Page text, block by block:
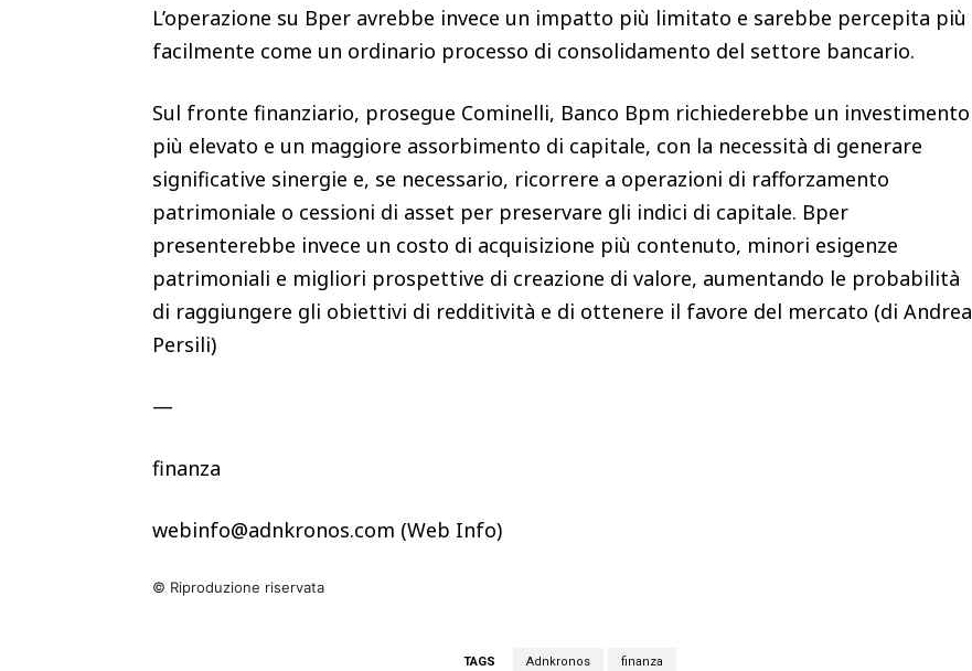
L’operazione su Bper avrebbe invece un impatto più limitato e sarebbe percepita più
facilmente come un ordinario processo di consolidamento del settore bancario.
Sul fronte finanziario, prosegue Cominelli, Banco Bpm richiederebbe un investimento
più elevato e un maggiore assorbimento di capitale, con la necessità di generare
significative sinergie e, se necessario, ricorrere a operazioni di rafforzamento
patrimoniale o cessioni di asset per preservare gli indici di capitale. Bper
presenterebbe invece un costo di acquisizione più contenuto, minori esigenze
patrimoniali e migliori prospettive di creazione di valore, aumentando le probabilità
di raggiungere gli obiettivi di redditività e di ottenere il favore del mercato (di Andrea
Persili)
—
finanza
webinfo@adnkronos.com (Web Info)
© Riproduzione riservata
TAGS Adnkronos finanza